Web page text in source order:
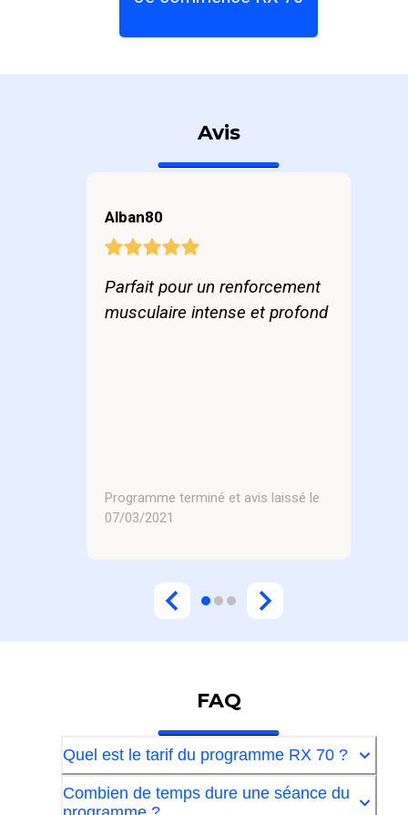
Avis
Alban80
Parfait pour un renforcement
musculaire intense et profond
Programme terminé et avis laissé le
07/03/2021
FAQ
Quel est le tarif du programme RX 70 ?
Combien de temps dure une séance du